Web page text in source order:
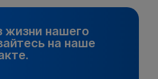
жизни нашего
на наше